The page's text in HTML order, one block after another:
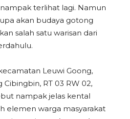
terlihat lagi. Namun
akan budaya gotong
salah satu warisan dari
Leuwi Goong,
RT 03 RW 02,
nampak jelas kental
elemen warga masyarakat